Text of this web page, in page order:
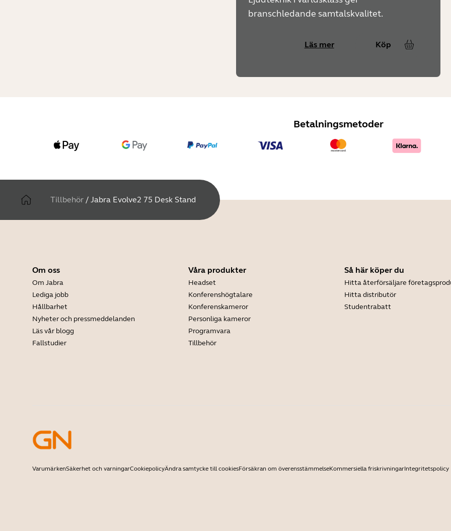
branschledande samtalskvalitet.
Läs mer Köp
Betalningsmetoder
Tillbehör / Jabra Evolve2 75 Desk Stand
Om oss
Om Jabra
Lediga jobb
Hållbarhet
Nyheter och pressmeddelanden
Läs vår blogg
Fallstudier
Våra produkter
Headset
Konferenshögtalare
Konferenskameror
Personliga kameror
Programvara
Tillbehör
Så här köper du
Hitta återförsäljare
Hitta distributör
Studentrabatt
VarumärkenSäkerhet och varningarCookiepolicyÄndra samtycke till cookiesFörsäkran om överensstämmelseKommersiella friskrivningarIntegritetspolicy